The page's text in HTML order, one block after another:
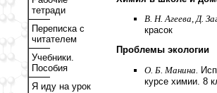
тетради
Переписка с
читателем
Учебники.
Пособия
Я иду на урок
В. Н. Агеева, Д.
красок
Проблемы экологии
О. Б. Манина.
курсе химии. 8